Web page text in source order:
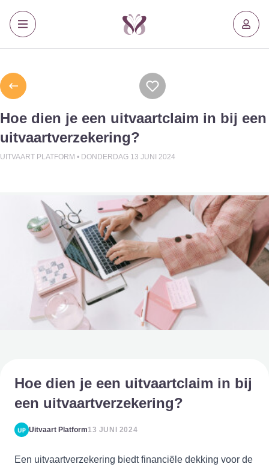
Hoe dien je een uitvaartclaim in bij een
uitvaartverzekering?
UITVAART PLATFORM • DONDERDAG 13 JUNI 2024
Hoe dien je een uitvaartclaim in bij
een uitvaartverzekering?
Uitvaart Platform13 JUNI 2024
Een uitvaartverzekering biedt financiële dekking voor de